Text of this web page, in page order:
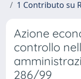
1 Contributo su
Azione
controllo
286/99